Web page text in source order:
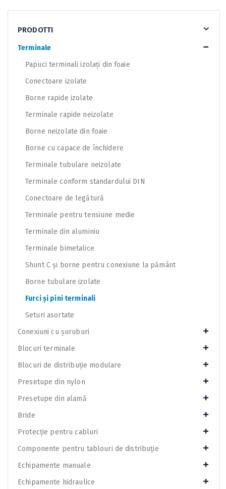
PRODOTTI
Terminale
Papuci terminali izolați din foaie
Conectoare izolate
Borne rapide izolate
Terminale rapide neizolate
Borne neizolate din foaie
Borne cu capace de închidere
Terminale tubulare neizolate
Terminale conform standardului DIN
Conectoare de legătură
Terminale pentru tensiune medie
Terminale din aluminiu
Terminale bimetalice
Shunt C și borne pentru conexiune la pământ
Borne tubulare izolate
Furci și pini terminali
Seturi asortate
Conexiuni cu șuruburi
Blocuri terminale
Blocuri de distribuție modulare
Presetupe din nylon
Presetupe din alamă
Bride
Protecție pentru cabluri
Componente pentru tablouri de distribuție
Echipamente manuale
Echipamente hidraulice